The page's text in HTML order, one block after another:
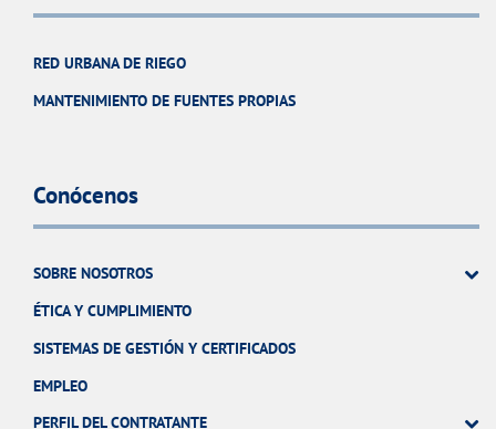
RED URBANA DE RIEGO
MANTENIMIENTO DE FUENTES PROPIAS
Conócenos
SOBRE NOSOTROS
ÉTICA Y CUMPLIMIENTO
SISTEMAS DE GESTIÓN Y CERTIFICADOS
EMPLEO
PERFIL DEL CONTRATANTE